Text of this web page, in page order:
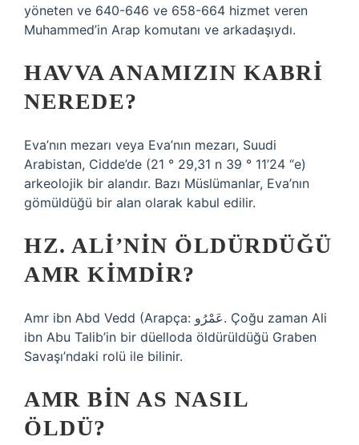
yöneten ve 640-646 ve 658-664 hizmet veren
Muhammed’in Arap komutanı ve arkadaşıydı.
HAVVA ANAMIZIN KABRI
NEREDE?
Eva’nın mezarı veya Eva’nın mezarı, Suudi
Arabistan, Cidde’de (21 ° 29,31 n 39 ° 11’24 “e)
arkeolojik bir alandır. Bazı Müslümanlar, Eva’nın
gömüldüğü bir alan olarak kabul edilir.
HZ. ALI’NIN ÖLDÜRDÜĞÜ
AMR KIMDIR?
Amr ibn Abd Vedd (Arapça: عَمْرُو. Çoğu zaman Ali
ibn Abu Talib’in bir düelloda öldürüldüğü Graben
Savaşı’ndaki rolü ile bilinir.
AMR BIN AS NASIL
ÖLDÜ?